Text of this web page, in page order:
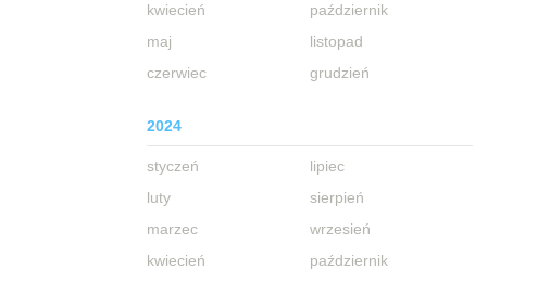
kwiecień
maj
czerwiec
październik
listopad
grudzień
2024
styczeń
luty
marzec
kwiecień
lipiec
sierpień
wrzesień
październik